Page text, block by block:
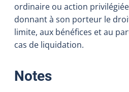
ordinaire ou action
donnant à son porteur le
limite, aux bénéfices et au
cas de liquidation.
Notes: